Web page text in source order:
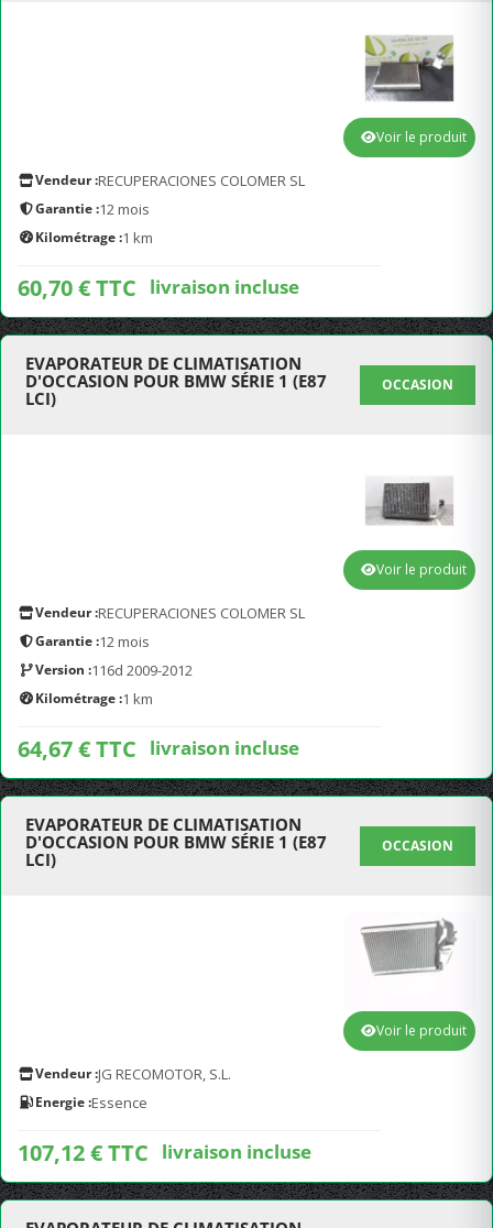
Vendeur :RECUPERACIONES COLOMER SL
Garantie :12 mois
Kilométrage :1 km
60,70 € TTC livraison incluse
Voir le produit
EVAPORATEUR DE CLIMATISATION
D'OCCASION POUR BMW SÉRIE 1 (E87
LCI)
OCCASION
Vendeur :RECUPERACIONES COLOMER SL
Garantie :12 mois
Version :116d 2009-2012
Kilométrage :1 km
64,67 € TTC livraison incluse
Voir le produit
EVAPORATEUR DE CLIMATISATION
D'OCCASION POUR BMW SÉRIE 1 (E87
LCI)
OCCASION
Vendeur :JG RECOMOTOR, S.L.
Energie :Essence
107,12 € TTC livraison incluse
Voir le produit